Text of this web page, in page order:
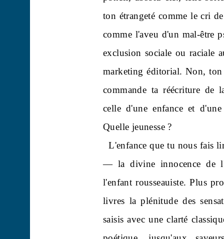
ton étrangeté comme le cri
comme l'aveu d'un mal-être
exclusion sociale ou raciale
marketing éditorial. Non, ton
commande ta réécriture de
celle d'une enfance et
Quelle jeunesse ?
L'enfance que tu nous fais
— la divine innocence de
l'enfant rousseauiste. Plus
livres la plénitude des
saisis avec une clarté